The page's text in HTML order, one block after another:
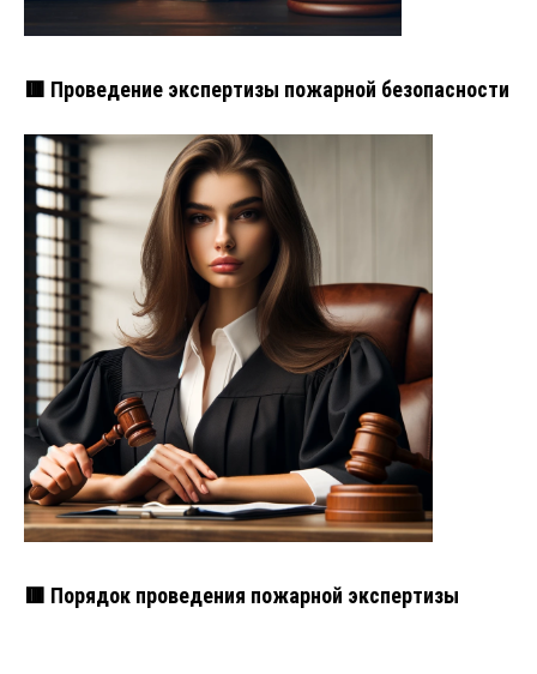
🟥 Проведение экспертизы пожарной безопасности
🟥 Порядок проведения пожарной экспертизы